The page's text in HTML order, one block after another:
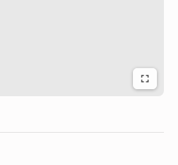
обьявления может еще